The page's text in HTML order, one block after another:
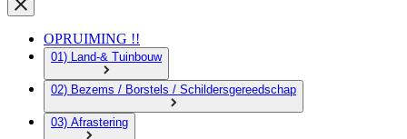
OPRUIMING !!
01) Land-& Tuinbouw
02) Bezems / Borstels / Schildersgereedschap
03) Afrastering